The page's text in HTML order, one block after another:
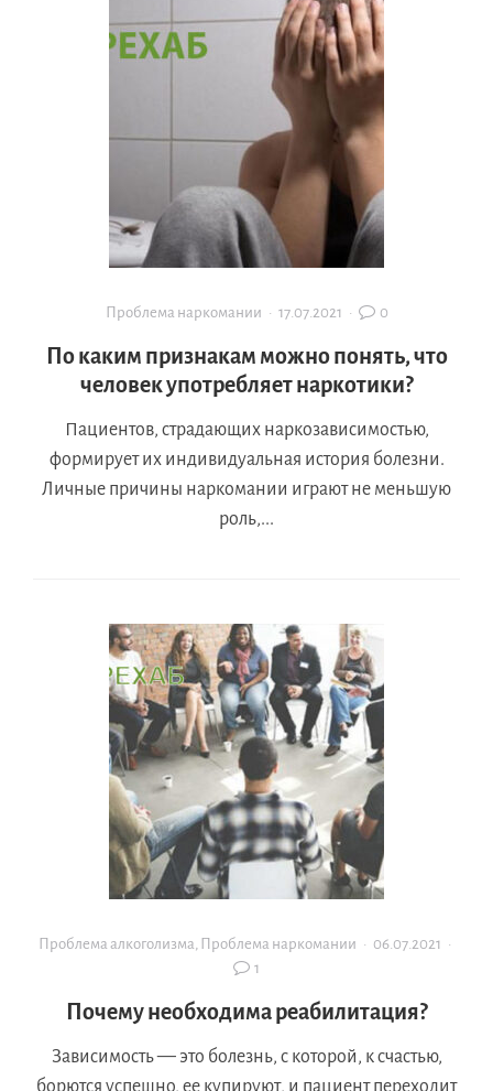
Проблема наркомании · 17.07.2021 · 0
По каким признакам можно понять, что
человек употребляет наркотики?
Пациентов, страдающих наркозависимостью,
формирует их индивидуальная история болезни.
Личные причины наркомании играют не меньшую
роль,...
Проблема алкоголизма, Проблема наркомании · 06.07.2021 ·
1
Почему необходима реабилитация?
Зависимость — это болезнь, с которой, к счастью,
борются успешно, ее купируют, и пациент переходит